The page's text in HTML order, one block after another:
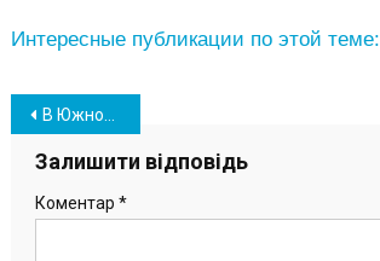
Интересные публикации по этой теме:
Навігація
записів
В Южном наградили победителей детского конкурса стихов и рисунков
Залишити відповідь
Коментар *